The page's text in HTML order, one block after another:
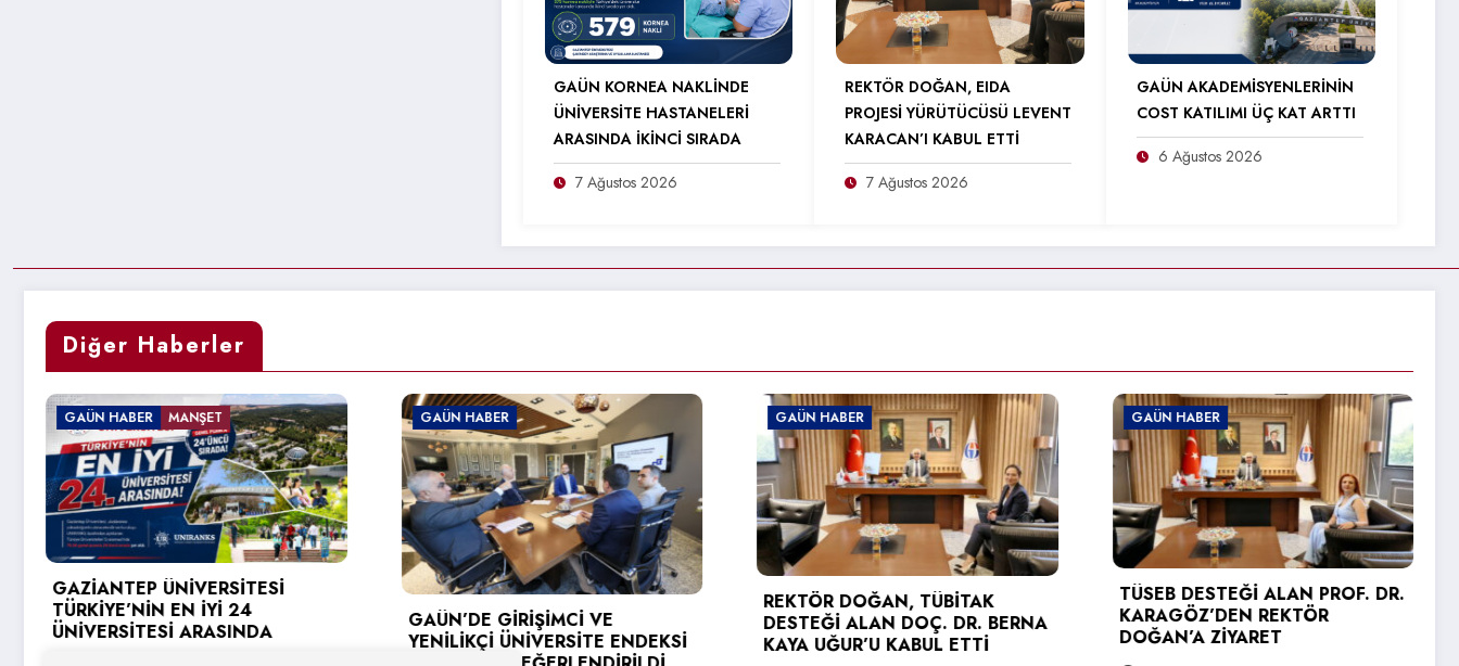
GAÜN KORNEA NAKLİNDE
ÜNİVERSİTE HASTANELERİ
ARASINDA İKİNCİ SIRADA
7 Ağustos 2026
REKTÖR DOĞAN, EIDA
PROJESİ YÜRÜTÜCÜSÜ LEVENT
KARACAN’I KABUL ETTİ
7 Ağustos 2026
GAÜN AKADEMİSYENLERİNİN
COST KATILIMI ÜÇ KAT ARTTI
6 Ağustos 2026
Diğer Haberler
GAÜN HABER
GAÜN’DE GİRİŞİMCİ VE
YENİLİKÇİ ÜNİVERSİTE ENDEKSİ
GAÜN HABER
REKTÖR DOĞAN, TÜBİTAK
DESTEĞİ ALAN DOÇ. DR. BERNA
KAYA UĞUR’U KABUL ETTİ
GAÜN HABER
TÜSEB DESTEĞİ ALAN PROF. DR.
KARAGÖZ’DEN REKTÖR
DOĞAN’A ZİYARET
GAÜN HABER
GAÜN TEKNİK BİLİMLER MESLEK
YÜKSEKOKULU’NDA MEZUNİYET